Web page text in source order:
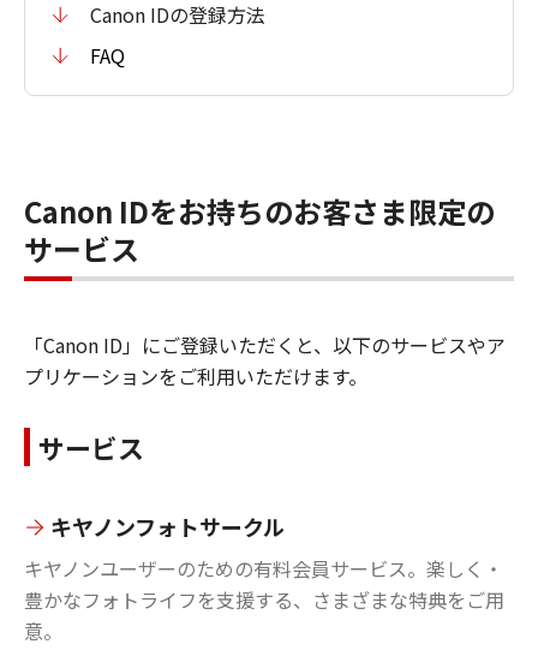
Canon IDの登録方法
FAQ
Canon IDをお持ちのお客さま限定の
サービス
「Canon ID」にご登録いただくと、以下のサービスやア
プリケーションをご利用いただけます。
サービス
キヤノンフォトサークル
キヤノンユーザーのための有料会員サービス。楽しく・
豊かなフォトライフを支援する、さまざまな特典をご用
意。